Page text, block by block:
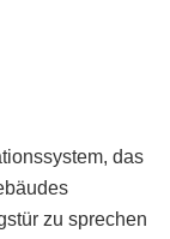
das
zu sprechen